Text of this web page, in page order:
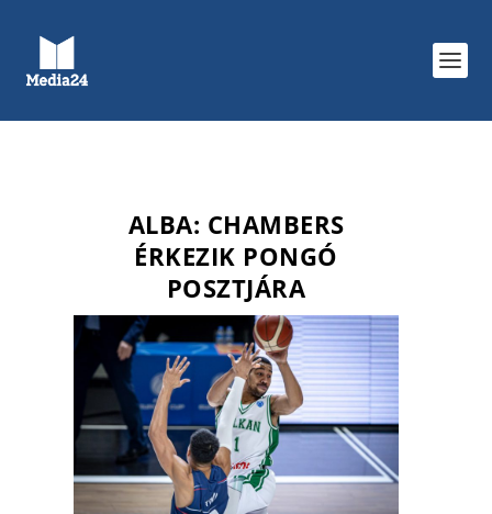
ALBA: CHAMBERS
ÉRKEZIK PONGÓ
POSZTJÁRA